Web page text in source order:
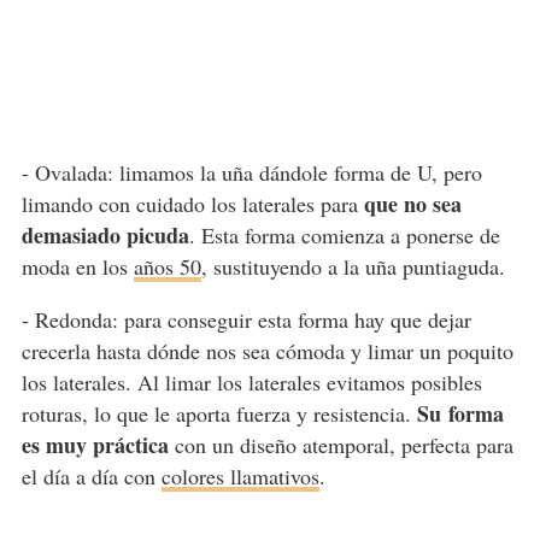
- Ovalada: limamos la uña dándole forma de U, pero
limando con cuidado los laterales para que no sea
demasiado picuda. Esta forma comienza a ponerse de
moda en los años 50, sustituyendo a la uña puntiaguda.
- Redonda: para conseguir esta forma hay que dejar
crecerla hasta dónde nos sea cómoda y limar un poquito
los laterales. Al limar los laterales evitamos posibles
roturas, lo que le aporta fuerza y resistencia. Suforma
es muy prácticacon un diseño atemporal, perfecta para
el día a día con colores llamativos.